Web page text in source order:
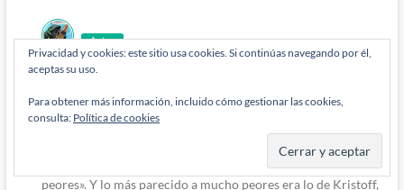
Autor
Diógenes Pantarújez
Responde aStravinkay Modelarus
Lo comparo con Byrne porque más de una vez me han usado
como argumento para defender a Waid que el Doctor Muerte
ha hecho barbaridades como lo de Unthinkable «o mucho
peores». Y lo más parecido a mucho peores era lo de Kristoff,
Privacidad y cookies: este sitio usa cookies. Si continúas navegando por él,
aceptas su uso.
Para obtener más información, incluido cómo gestionar las cookies,
consulta: Política de cookies